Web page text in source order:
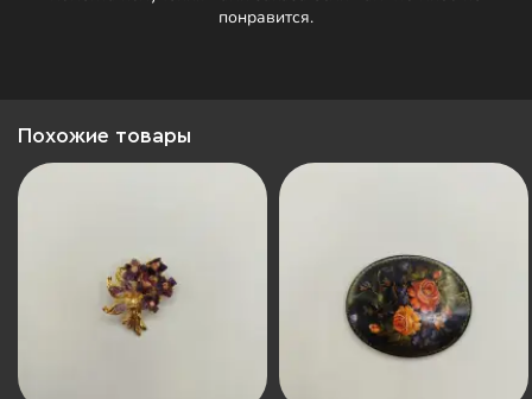
понравится.
Похожие товары